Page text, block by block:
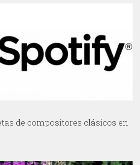
de compositores clásicos en